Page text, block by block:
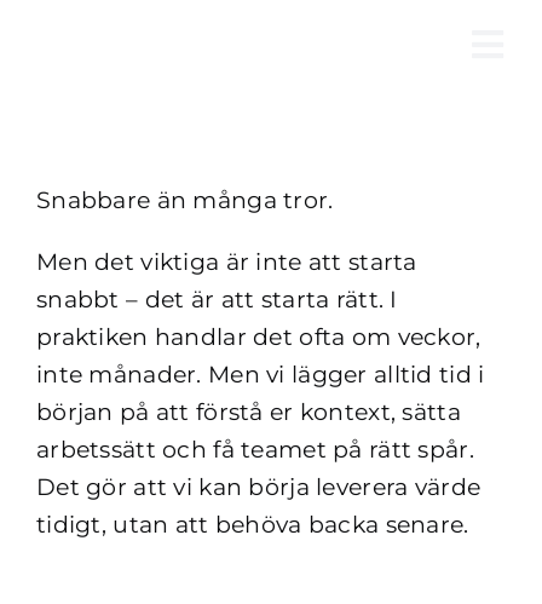
Snabbare än många tror.
Men det viktiga är inte att starta
snabbt – det är att starta rätt. I
praktiken handlar det ofta om veckor,
inte månader. Men vi lägger alltid tid i
början på att förstå er kontext, sätta
arbetssätt och få teamet på rätt spår.
Det gör att vi kan börja leverera värde
tidigt, utan att behöva backa senare.